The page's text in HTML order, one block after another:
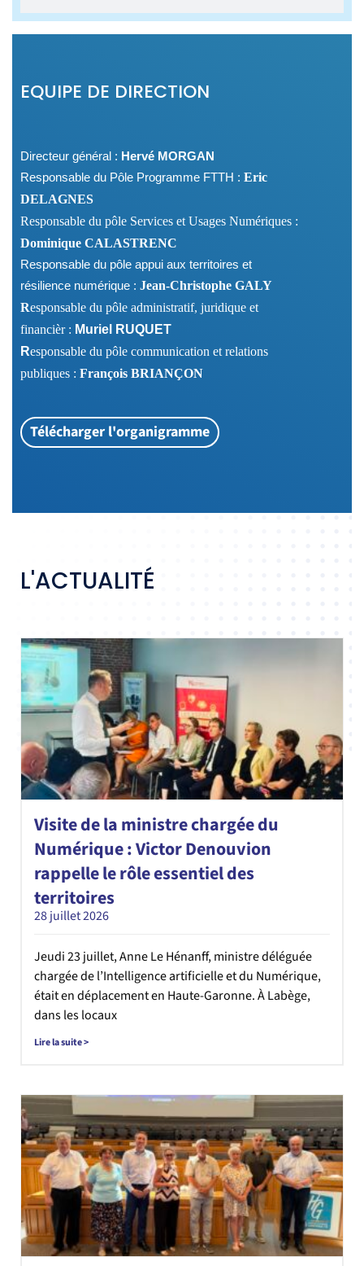
EQUIPE DE DIRECTION
Directeur général : Hervé MORGAN
Responsable du Pôle Programme FTTH : Eric
DELAGNES
Responsable du pôle Services et Usages Numériques :
Dominique CALASTRENC
Responsable du pôle appui aux territoires et
résilience numérique : Jean-Christophe GALY
Responsable du pôle administratif, juridique et
financièr : Muriel RUQUET
Responsable du pôle communication et relations
publiques : François BRIANÇON
Télécharger l'organigramme
L'ACTUALITÉ
Visite de la ministre chargée du
Numérique : Victor Denouvion
rappelle le rôle essentiel des
territoires
28 juillet 2026
Jeudi 23 juillet, Anne Le Hénanff, ministre déléguée
chargée de l’Intelligence artificielle et du Numérique,
était en déplacement en Haute-Garonne. À Labège,
dans les locaux
Lire la suite >